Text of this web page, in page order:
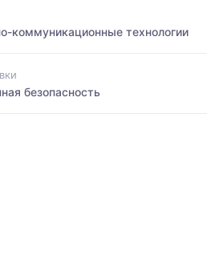
коммуникационные технологии
безопасность